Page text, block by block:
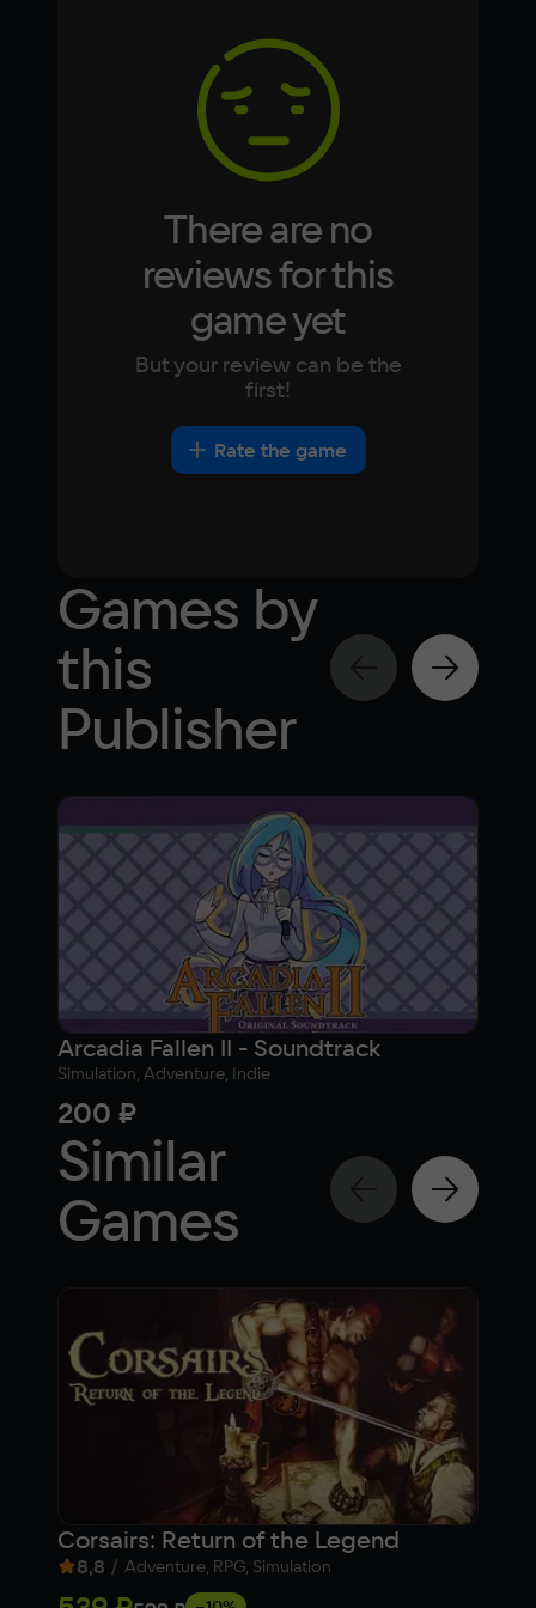
Video card
Intel HD Graphics 4000
DirectX(R): 11, Звуковая карта: совместимая
Japanese
There are no
reviews for this
game yet
But your review can be the
first!
Rate the game
Games by
this
Publisher
Arcadia Fallen II - Soundtrack
Simulation, Adventure, Indie
200 ₽
Similar
Games
Corsairs: Return of the Legend
8,8 / Adventure, RPG, Simulation